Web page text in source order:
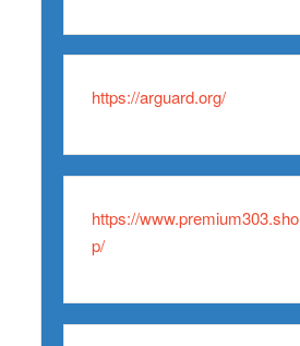
https://arguard.org/
https://www.premium303.sho
p/